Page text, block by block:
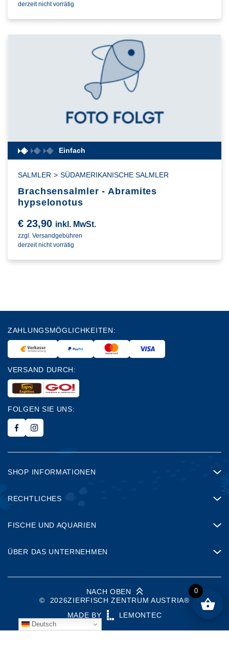
derzeit nicht vorrätig
Einfach
SALMLER > SÜDAMERIKANISCHE SALMLER
Brachsensalmler - Abramites
hypselonotus
€ 23,90 inkl. MwSt.
zzgl. Versandgebühren
derzeit nicht vorrätig
ZAHLUNGSMÖGLICHKEITEN:
VERSAND DURCH:
FOLGEN SIE UNS:
SHOP INFORMATIONEN
RECHTLICHES
FISCHE UND AQUARIEN
ÜBER DAS UNTERNEHMEN
© 2026ZIERFISCH ZENTRUM AUSTRIA®
MADE BY
LEMONTEC
NACH OBEN
Deutsch
0